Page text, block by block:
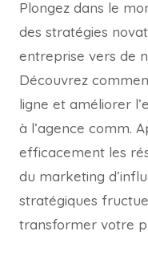
Plongez dans le
des stratégies
entreprise vers de
Découvrez
ligne et améliorer
à l’agence comm.
efficacement les
du marketing
stratégiques
transformer votre